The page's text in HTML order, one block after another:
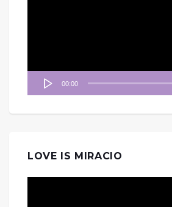
00:00
LOVE IS MIRACIO